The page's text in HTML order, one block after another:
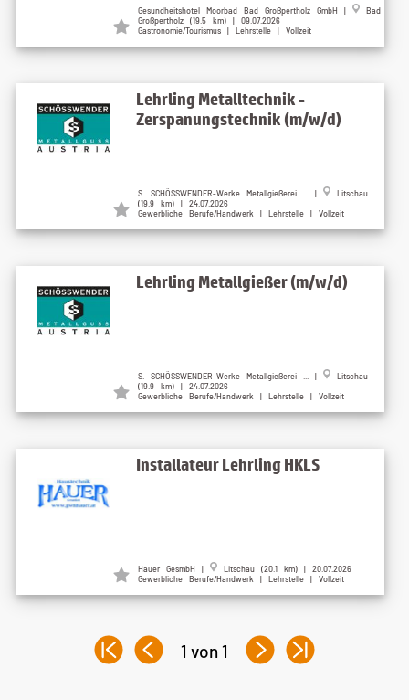
Gesundheitshotel Moorbad Bad Großpertholz GmbH |
Bad
Großpertholz (19.5 km) | 09.07.2026
Gastronomie/Tourismus | Lehrstelle | Vollzeit
Lehrling Metalltechnik -
Zerspanungstechnik (m/w/d)
S. SCHÖSSWENDER-Werke Metallgießerei ... |
Litschau
(19.9 km) | 24.07.2026
Gewerbliche Berufe/Handwerk | Lehrstelle | Vollzeit
Lehrling Metallgießer (m/w/d)
S. SCHÖSSWENDER-Werke Metallgießerei ... |
Litschau
(19.9 km) | 24.07.2026
Gewerbliche Berufe/Handwerk | Lehrstelle | Vollzeit
Installateur Lehrling HKLS
Hauer GesmbH |
Litschau (20.1 km) | 20.07.2026
Gewerbliche Berufe/Handwerk | Lehrstelle | Vollzeit
1 von 1